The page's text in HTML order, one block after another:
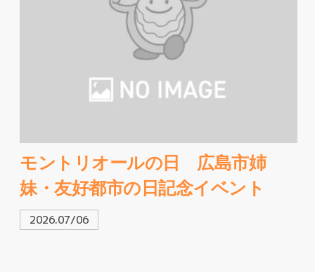
モントリオールの日 広島市姉
妹・友好都市の日記念イベント
2026.07/06